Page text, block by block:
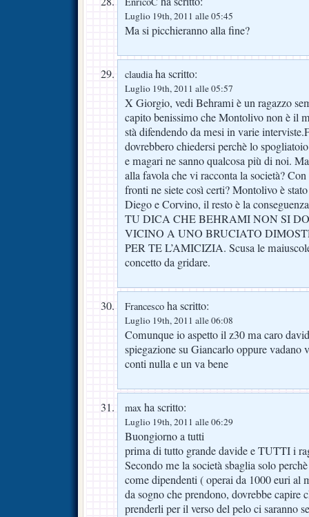
Luglio 19th, 2011 alle 05:45
Ma si picchieranno alla fine?
claudiaha scritto:
Luglio 19th, 2011 alle 05:57
X Giorgio, vedi Behrami è un ragazzo
capito benissimo che Montolivo non è il
stà difendendo da mesi in varie
dovrebbero chiedersi perchè lo
e magari ne sanno qualcosa più di noi.
alla favola che vi racconta la società?
fronti ne siete così certi? Montolivo è
Diego e Corvino, il resto è la
TU DICA CHE BEHRAMI NON SI
VICINO A UNO BRUCIATO
PER TE L’AMICIZIA. Scusa le
concetto da gridare.
Francesco ha scritto:
Luglio 19th, 2011 alle 06:08
Comunque io aspetto il z30 ma caro
spiegazione su Giancarlo oppure vadano
conti nulla e un va bene
max ha scritto:
Luglio 19th, 2011 alle 06:29
Buongiorno a tutti
prima di tutto grande davide e TUTTI i
Secondo me la società sbaglia solo
come dipendenti ( operai da 1000 euri al
da sogno che prendono, dovrebbe capire
prenderli per il verso del pelo ci saranno